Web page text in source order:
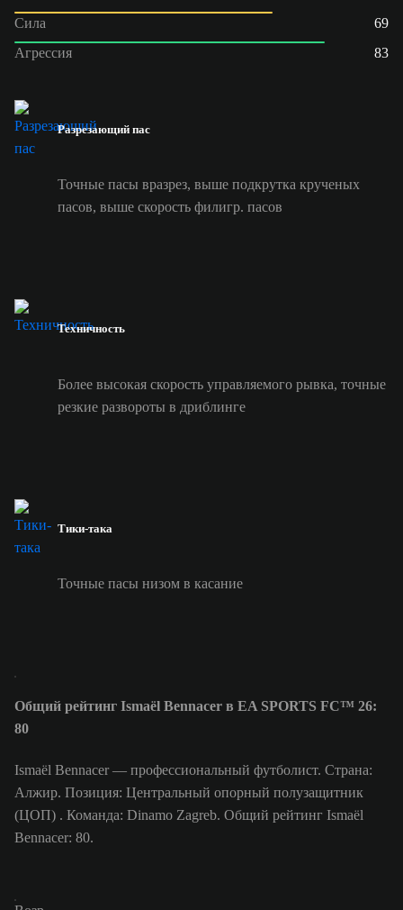
Сила
69
Агрессия
83
Разрезающий пас
Точные пасы вразрез, выше подкрутка крученых
пасов, выше скорость филигр. пасов
Техничность
Более высокая скорость управляемого рывка, точные
резкие развороты в дриблинге
Тики-така
Точные пасы низом в касание
Общий рейтинг Ismaël Bennacer в EA SPORTS FC™ 26:
80
Ismaël Bennacer — профессиональный футболист. Страна:
Алжир. Позиция: Центральный опорный полузащитник
(ЦОП) . Команда: Dinamo Zagreb. Общий рейтинг Ismaël
Bennacer: 80.